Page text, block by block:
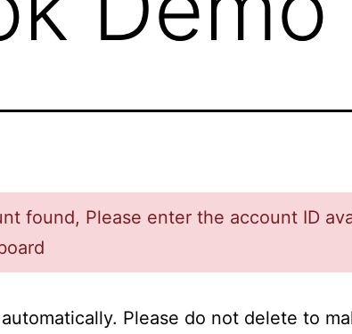
found, Please enter the account ID
Please do not delete to